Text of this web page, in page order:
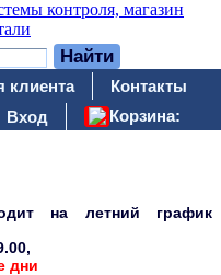
клиента
Контакты
Вход Корзина:
на летний график
дни